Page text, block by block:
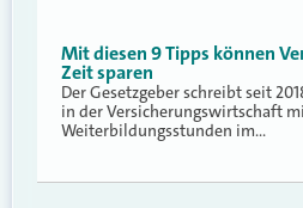
Mit diesen 9 Tipps können
Zeit sparen
Der Gesetzgeber schreibt seit
in der Versicherungswirtschaft
Weiterbildungsstunden im…